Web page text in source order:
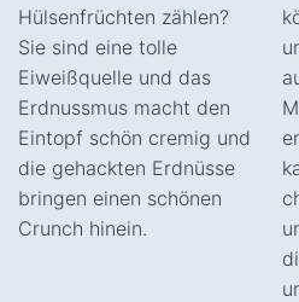
Hülsenfrüchten zählen?
Sie sind eine tolle
Eiweißquelle und das
Erdnussmus macht den
Eintopf schön cremig und
die gehackten Erdnüsse
bringen einen schönen
Crunch hinein.